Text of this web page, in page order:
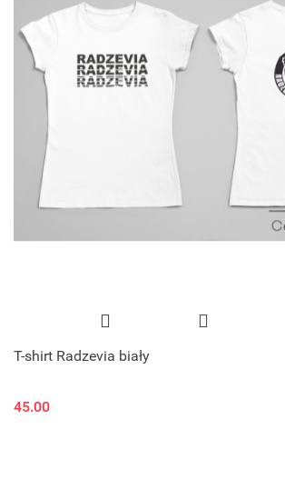
T-shirt Radzevia biały
45.00